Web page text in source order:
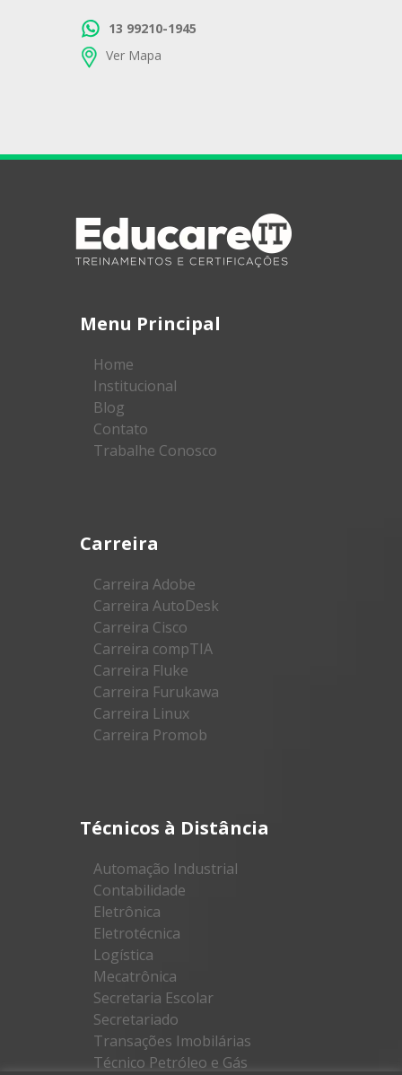
13 99210-1945
Ver Mapa
Menu Principal
Home
Institucional
Blog
Contato
Trabalhe Conosco
Carreira
Carreira Adobe
Carreira AutoDesk
Carreira Cisco
Carreira compTIA
Carreira Fluke
Carreira Furukawa
Carreira Linux
Carreira Promob
Técnicos à Distância
Automação Industrial
Contabilidade
Eletrônica
Eletrotécnica
Logística
Mecatrônica
Secretaria Escolar
Secretariado
Transações Imobilárias
Técnico Petróleo e Gás